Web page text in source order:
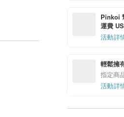
Pinkoi
運費
活動詳
輕鬆擁
指定商
活動詳